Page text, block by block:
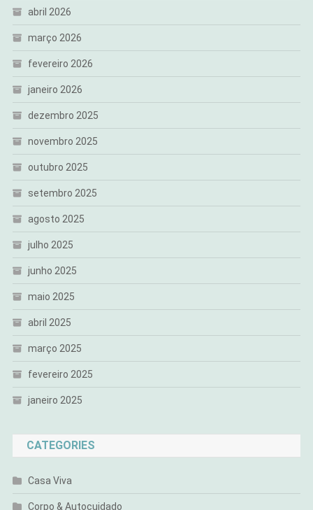
abril 2026
março 2026
fevereiro 2026
janeiro 2026
dezembro 2025
novembro 2025
outubro 2025
setembro 2025
agosto 2025
julho 2025
junho 2025
maio 2025
abril 2025
março 2025
fevereiro 2025
janeiro 2025
CATEGORIES
Casa Viva
Corpo & Autocuidado